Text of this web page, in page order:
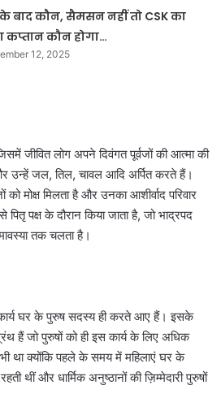
के बाद कौन, सैमसन नहीं तो CSK का
कप्तान कौन होगा…
12, 2025
जीवित लोग अपने दिवंगत पूर्वजों की आत्मा की
उन्हें जल, तिल, चावल आदि अर्पित करते हैं।
को मोक्ष मिलता है और उनका आशीर्वाद परिवार
पक्ष के दौरान किया जाता है, जो भाद्रपद
तक चलता है।
कार्य घर के पुरुष सदस्य ही करते आए हैं। इसके
हैं जो पुरुषों को ही इस कार्य के लिए अधिक
था क्योंकि पहले के समय में महिलाएं घर के
थीं और धार्मिक अनुष्ठानों की ज़िम्मेदारी पुरुषों